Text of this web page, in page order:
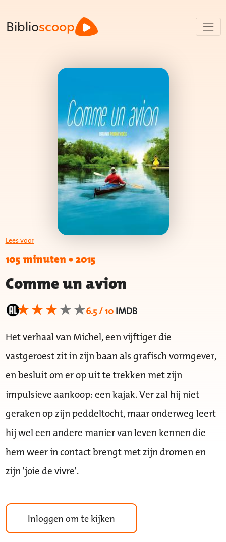
Biblioscoop
Lees voor
105 minuten•2015
Comme un avion
6.5 / 10IMDB
Het verhaal van Michel, een vijftiger die
vastgeroest zit in zijn baan als grafisch vormgever,
en besluit om er op uit te trekken met zijn
impulsieve aankoop: een kajak. Ver zal hij niet
geraken op zijn peddeltocht, maar onderweg leert
hij wel een andere manier van leven kennen die
hem weer in contact brengt met zijn dromen en
zijn 'joie de vivre'.
Inloggen om te kijken